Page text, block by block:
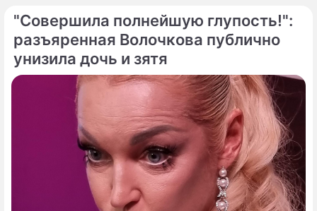
доселе четкостью.
"Совершила полнейшую глупость!":
разъяренная Волочкова публично
унизила дочь и зятя